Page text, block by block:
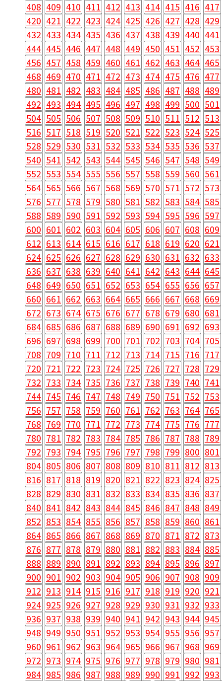
408 409 410 411 412 413 414 415 416 417
420 421 422 423 424 425 426 427 428 429
432 433 434 435 436 437 438 439 440 441
444 445 446 447 448 449 450 451 452 453
456 457 458 459 460 461 462 463 464 465
468 469 470 471 472 473 474 475 476 477
480 481 482 483 484 485 486 487 488 489
492 493 494 495 496 497 498 499 500 501
504 505 506 507 508 509 510 511 512 513
516 517 518 519 520 521 522 523 524 525
528 529 530 531 532 533 534 535 536 537
540 541 542 543 544 545 546 547 548 549
552 553 554 555 556 557 558 559 560 561
564 565 566 567 568 569 570 571 572 573
576 577 578 579 580 581 582 583 584 585
588 589 590 591 592 593 594 595 596 597
600 601 602 603 604 605 606 607 608 609
612 613 614 615 616 617 618 619 620 621
624 625 626 627 628 629 630 631 632 633
636 637 638 639 640 641 642 643 644 645
648 649 650 651 652 653 654 655 656 657
660 661 662 663 664 665 666 667 668 669
672 673 674 675 676 677 678 679 680 681
684 685 686 687 688 689 690 691 692 693
696 697 698 699 700 701 702 703 704 705
708 709 710 711 712 713 714 715 716 717
720 721 722 723 724 725 726 727 728 729
732 733 734 735 736 737 738 739 740 741
744 745 746 747 748 749 750 751 752 753
756 757 758 759 760 761 762 763 764 765
768 769 770 771 772 773 774 775 776 777
780 781 782 783 784 785 786 787 788 789
792 793 794 795 796 797 798 799 800 801
804 805 806 807 808 809 810 811 812 813
816 817 818 819 820 821 822 823 824 825
828 829 830 831 832 833 834 835 836 837
840 841 842 843 844 845 846 847 848 849
852 853 854 855 856 857 858 859 860 861
864 865 866 867 868 869 870 871 872 873
876 877 878 879 880 881 882 883 884 885
888 889 890 891 892 893 894 895 896 897
900 901 902 903 904 905 906 907 908 909
912 913 914 915 916 917 918 919 920 921
924 925 926 927 928 929 930 931 932 933
936 937 938 939 940 941 942 943 944 945
948 949 950 951 952 953 954 955 956 957
960 961 962 963 964 965 966 967 968 969
972 973 974 975 976 977 978 979 980 981
984 985 986 987 988 989 990 991 992 993